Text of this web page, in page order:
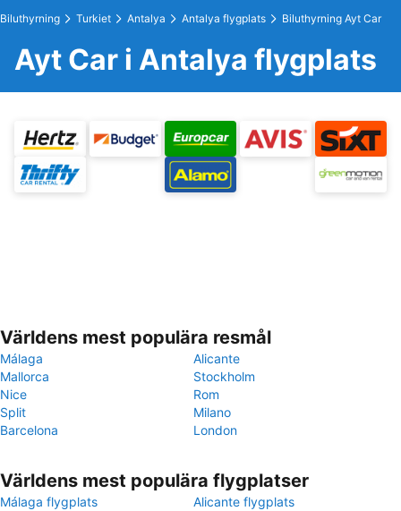
Biluthyrning Turkiet Antalya Antalya flygplats Biluthyrning Ayt Car
Ayt Car i Antalya flygplats
Världens mest populära resmål
Málaga
Alicante
Mallorca
Stockholm
Nice
Rom
Split
Milano
Barcelona
London
Världens mest populära flygplatser
Málaga flygplats
Alicante flygplats